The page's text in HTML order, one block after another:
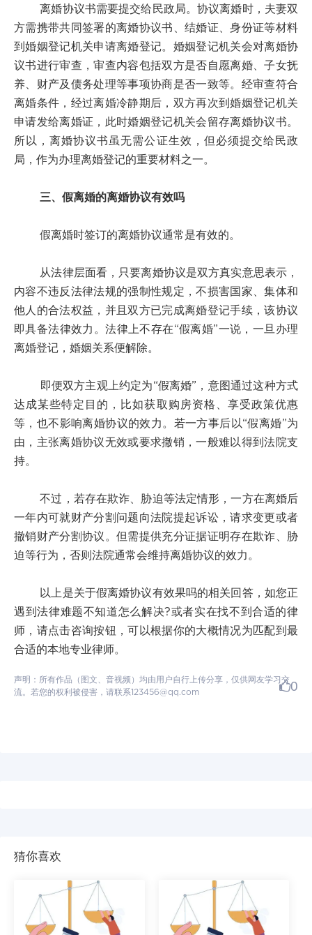
离婚协议书需要提交给民政局。协议离婚时，夫妻双
方需携带共同签署的离婚协议书、结婚证、身份证等材料
到婚姻登记机关申请离婚登记。婚姻登记机关会对离婚协
议书进行审查，审查内容包括双方是否自愿离婚、子女抚
养、财产及债务处理等事项协商是否一致等。经审查符合
离婚条件，经过离婚冷静期后，双方再次到婚姻登记机关
申请发给离婚证，此时婚姻登记机关会留存离婚协议书。
所以，离婚协议书虽无需公证生效，但必须提交给民政
局，作为办理离婚登记的重要材料之一。
三、假离婚的离婚协议有效吗
假离婚时签订的离婚协议通常是有效的。
从法律层面看，只要离婚协议是双方真实意思表示，
内容不违反法律法规的强制性规定，不损害国家、集体和
他人的合法权益，并且双方已完成离婚登记手续，该协议
即具备法律效力。法律上不存在“假离婚”一说，一旦办理
离婚登记，婚姻关系便解除。
即便双方主观上约定为“假离婚”，意图通过这种方式
达成某些特定目的，比如获取购房资格、享受政策优惠
等，也不影响离婚协议的效力。若一方事后以“假离婚”为
由，主张离婚协议无效或要求撤销，一般难以得到法院支
持。
不过，若存在欺诈、胁迫等法定情形，一方在离婚后
一年内可就财产分割问题向法院提起诉讼，请求变更或者
撤销财产分割协议。但需提供充分证据证明存在欺诈、胁
迫等行为，否则法院通常会维持离婚协议的效力。
以上是关于假离婚协议有效果吗的相关回答，如您正
遇到法律难题不知道怎么解决?或者实在找不到合适的律
师，请点击咨询按钮，可以根据你的大概情况为匹配到最
合适的本地专业律师。
声明：所有作品（图文、音视频）均由用户自行上传分享，仅供网友学习交
流。若您的权利被侵害，请联系123456@qq.com
0
猜你喜欢